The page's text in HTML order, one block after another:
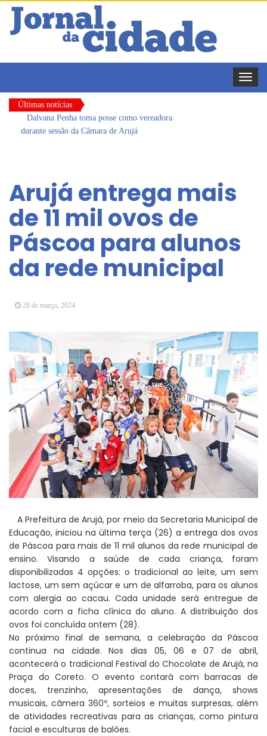
Toggle
Últimas notícias
Dalvana Penha toma posse como vereadora
durante sessão da Câmara de Arujá
Arujá promove 2º encontro da Jornada de
Conhecimento em Bem-Estar Animal no Parque
dos Ipês
Com estratégias reforçadas de multivacinação,
Arujá não registra casos de sarampo há 6 anos
Vereadores Mirins iniciam jornada no Legislativo
mercado de trabalho
Arujá entrega mais
de 11 mil ovos de
Páscoa para alunos
da rede municipal
28 de março, 2024
A Prefeitura de Arujá, por meio da Secretaria Municipal de
Educação, iniciou na última terça (26) a entrega dos ovos
de Páscoa para mais de 11 mil alunos da rede municipal de
ensino. Visando a saúde de cada criança, foram
disponibilizadas 4 opções: o tradicional ao leite, um sem
lactose, um sem açúcar e um de alfarroba, para os alunos
com alergia ao cacau. Cada unidade será entregue de
acordo com a ficha clínica do aluno. A distribuição dos
ovos foi concluída ontem (28).
No próximo final de semana, a celebração da Páscoa
continua na cidade. Nos dias 05, 06 e 07 de abril,
acontecerá o tradicional Festival do Chocolate de Arujá, na
Praça do Coreto. O evento contará com barracas de
doces, trenzinho, apresentações de dança, shows
musicais, câmera 360º, sorteios e muitas surpresas, além
de atividades recreativas para as crianças, como pintura
facial e esculturas de balões.